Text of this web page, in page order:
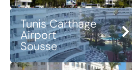
Tunis Carthage
Airport
Sousse